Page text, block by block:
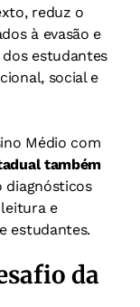
reduz o
à evasão e
estudantes
social e
Médio com
também
diagnósticos
e
estudantes.
da